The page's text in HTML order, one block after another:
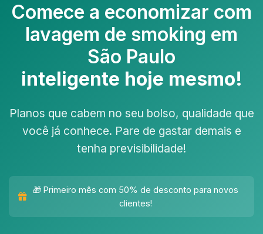
Comece a economizar com
lavagem de smoking em
São Paulo
inteligente hoje mesmo!
Planos que cabem no seu bolso, qualidade que
você já conhece. Pare de gastar demais e
tenha previsibilidade!
🎁 Primeiro mês com 50% de desconto para novos
clientes!